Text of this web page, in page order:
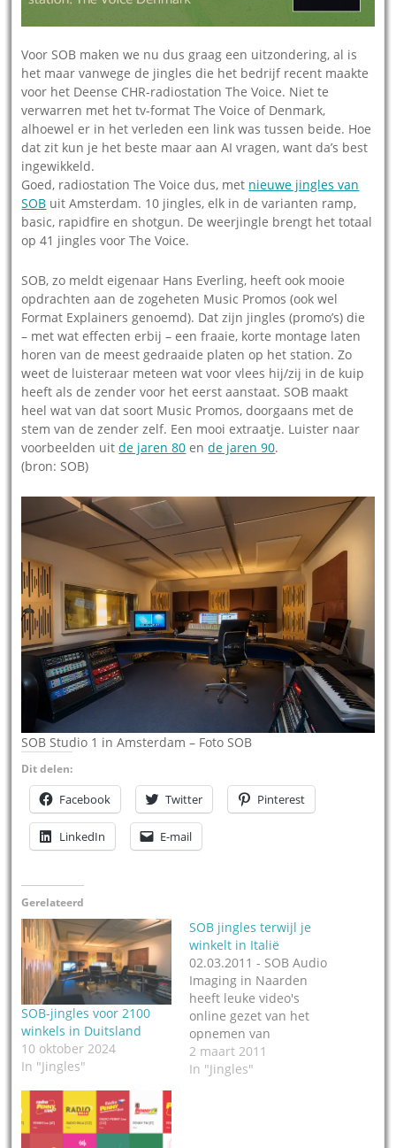
Voor SOB maken we nu dus graag een uitzondering, al is
het maar vanwege de jingles die het bedrijf recent maakte
voor het Deense CHR-radiostation The Voice. Niet te
verwarren met het tv-format The Voice of Denmark,
alhoewel er in het verleden een link was tussen beide. Hoe
dat zit kun je het beste maar aan AI vragen, want da’s best
ingewikkeld.
Goed, radiostation The Voice dus, met nieuwe jingles van
SOB uit Amsterdam. 10 jingles, elk in de varianten ramp,
basic, rapidfire en shotgun. De weerjingle brengt het totaal
op 41 jingles voor The Voice.
SOB, zo meldt eigenaar Hans Everling, heeft ook mooie
opdrachten aan de zogeheten Music Promos (ook wel
Format Explainers genoemd). Dat zijn jingles (promo’s) die
– met wat effecten erbij – een fraaie, korte montage laten
horen van de meest gedraaide platen op het station. Zo
weet de luisteraar meteen wat voor vlees hij/zij in de kuip
heeft als de zender voor het eerst aanstaat. SOB maakt
heel wat van dat soort Music Promos, doorgaans met de
stem van de zender zelf. Een mooi extraatje. Luister naar
voorbeelden uitde jaren 80 ende jaren 90.
(bron: SOB)
SOB Studio 1 in Amsterdam – Foto SOB
Dit delen:
Facebook Twitter Pinterest
LinkedIn E-mail
Gerelateerd
SOB-jingles voor 2100
winkels in Duitsland
10 oktober 2024
In "Jingles"
SOB jingles terwijl je
winkelt in Italië
02.03.2011 - SOB Audio
Imaging in Naarden
heeft leuke video's
online gezet van het
opnemen van
buitenlandse jingle-
pakketten. In januari was
2 maart 2011
In "Jingles"